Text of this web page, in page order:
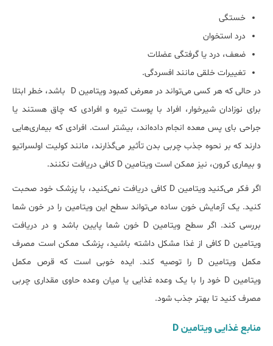
خستگی
درد استخوان
ضعف، درد یا گرفتگی عضلات
تغییرات خلقی مانند افسردگی.
در حالی که هر کسی می‌تواند در معرض کمبود ویتامین D باشد، خطر ابتلا
برای نوزادان شیرخوار، افراد با پوست تیره و افرادی که چاق هستند یا
جراحی بای پس معده انجام داده‌اند، بیش‎تر است. افرادی که بیماری‌هایی
دارند که بر نحوه جذب چربی بدن تأثیر می‌گذارند، مانند کولیت اولسراتیو
و بیماری کرون، نیز ممکن است ویتامین D کافی دریافت نکنند.
اگر فکر می‌کنید ویتامین D کافی دریافت نمی‌کنید، با پزشک خود صحبت
کنید. یک آزمایش خون ساده می‌تواند سطح این ویتامین را در خون شما
بررسی کند. اگر سطح ویتامین D خون شما پایین باشد و در دریافت
ویتامین D کافی از غذا مشکل داشته باشید، پزشک ممکن است مصرف
مکمل ویتامین D را توصیه کند. ایده خوبی است که قرص مکمل
ویتامین D خود را با یک وعده غذایی یا میان وعده حاوی مقداری چربی
مصرف کنید تا بهتر جذب شود.
ﻣﻨﺎﺑﻊ ﻏﺬایی ویتامین D